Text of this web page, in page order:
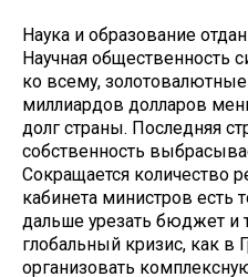
Наука и образование
Научная общественность
ко всему,
миллиардов долларов
долг страны. Последняя
собственность
Сокращается количество
кабинета министров есть
дальше урезать бюджет и
глобальный кризис, как в
организовать